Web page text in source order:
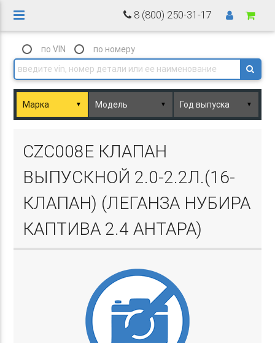
8 (800) 250-31-17
по VIN по номеру
▼ ▼ ▼
CZC008E КЛАПАН
ВЫПУСКНОЙ 2.0-2.2Л.(16-
КЛАПАН) (ЛЕГАНЗА НУБИРА
КАПТИВА 2.4 АНТАРА)